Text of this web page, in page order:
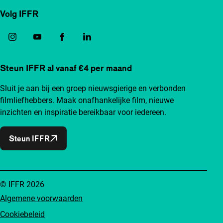
Volg IFFR
Steun IFFR al vanaf €4 per maand
Sluit je aan bij een groep nieuwsgierige en verbonden
filmliefhebbers. Maak onafhankelijke film, nieuwe
inzichten en inspiratie bereikbaar voor iedereen.
Steun IFFR
Algemene voorwaarden
Cookiebeleid
© IFFR 2026